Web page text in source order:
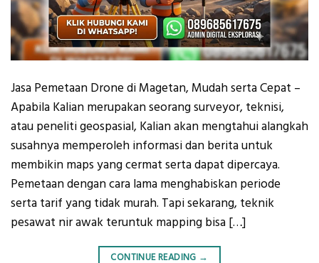
Jasa Pemetaan Drone di Magetan, Mudah serta Cepat –
Apabila Kalian merupakan seorang surveyor, teknisi,
atau peneliti geospasial, Kalian akan mengtahui alangkah
susahnya memperoleh informasi dan berita untuk
membikin maps yang cermat serta dapat dipercaya.
Pemetaan dengan cara lama menghabiskan periode
serta tarif yang tidak murah. Tapi sekarang, teknik
pesawat nir awak teruntuk mapping bisa […]
CONTINUE READING →